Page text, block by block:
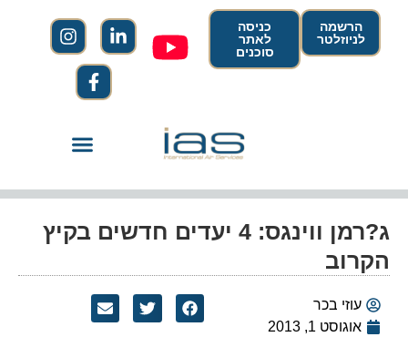
הרשמה
לניוזלטר
כניסה
לאתר
סוכנים
ג?רמן ווינגס: 4 יעדים חדשים בקיץ
הקרוב
עוזי בכר
אוגוסט 1, 2013